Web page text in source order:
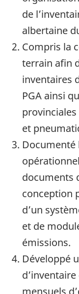
de
albertaine
Compris la
terrain afin
inventaires
PGA ainsi
et
Documenté
documents
conception
d’un
et de
émissions.
Développé
mensuels